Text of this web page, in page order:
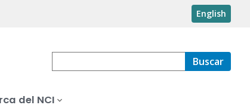
English
Buscar
del NCI